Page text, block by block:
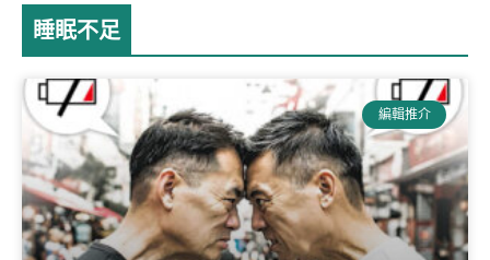
睡眠不足
編輯推介
PagePage